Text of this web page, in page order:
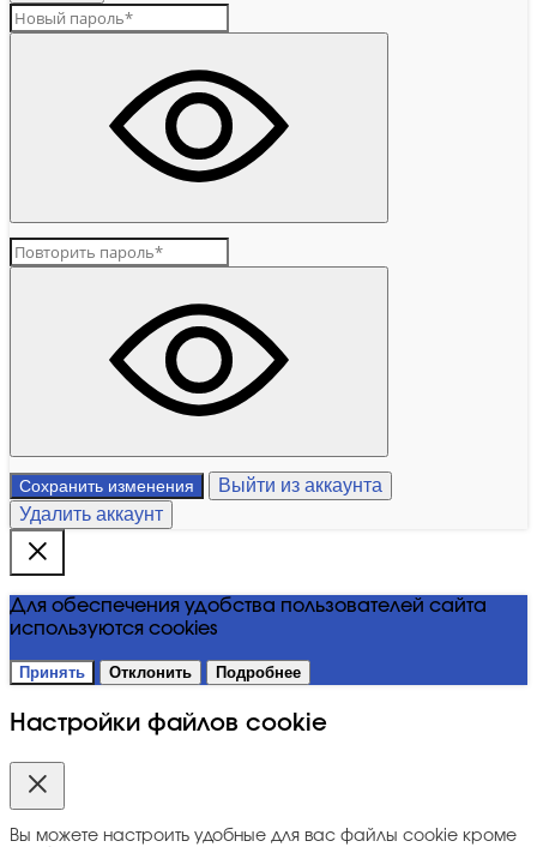
Сохранить изменения
Выйти из аккаунта
Удалить аккаунт
Для обеспечения удобства пользователей сайта
используются cookies
Принять Отклонить Подробнее
Настройки файлов cookie
Вы можете настроить удобные для вас файлы cookie кроме